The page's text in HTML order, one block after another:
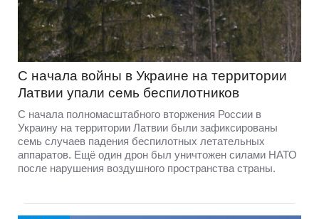
С начала войны в Украине на территории
Латвии упали семь беспилотников
С начала полномасштабного вторжения России в
Украину на территории Латвии были зафиксированы
семь случаев падения беспилотных летательных
аппаратов. Ещё один дрон был уничтожен силами НАТО
после нарушения воздушного пространства страны.